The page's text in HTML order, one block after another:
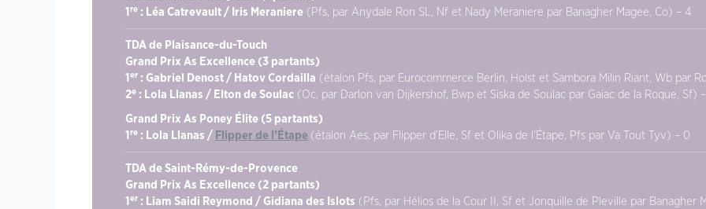
1 re : Léa Catrevault / Iris Meraniere (Pfs, par Anydale Ron SL, Nf et Nady Meraniere par Banagher Magee, Co) – 4
TDA de Plaisance-du-Touch
Grand Prix As Excellence (3 partants)
1 er : Gabriel Denost / Hatov Cordailla (étalon Pfs, par Eurocommerce Berlin, Holst et Sambora Milin Riant, Wb par
2e : Lola Llanas / Elton de Soulac (Oc, par Darlon van Dijkershof, Bwp et Siska de Soulac par Gaiac de la Roque, Sf)
Grand Prix As Poney Élite (5 partants)
1 re : Lola Llanas / Flipper de l’Étape (étalon Aes, par Flipper d’Elle, Sf et Olika de l’Étape, Pfs par Va Tout Tyv) – 0
TDA de Saint-Rémy-de-Provence
Grand Prix As Excellence (2 partants)
1 er : Liam Saidi Reymond / Gidiana des Islots (Pfs, par Hélios de la Cour II, Sf et Jonquille de Pleville par Banagher